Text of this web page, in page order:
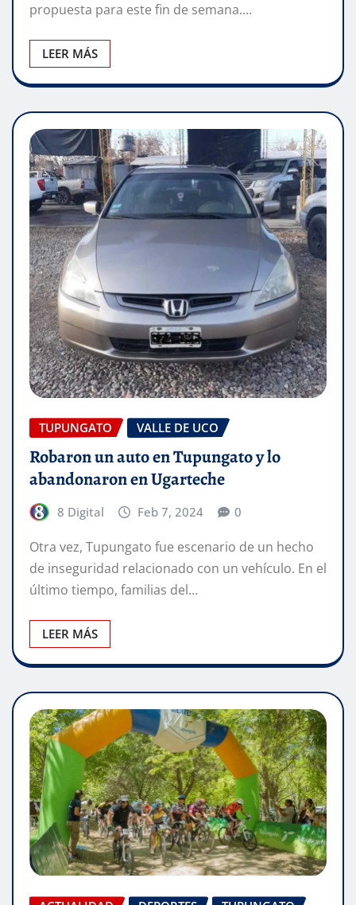
propuesta para este fin de semana.…
LEER MÁS
TUPUNGATO VALLE DE UCO
Robaron un auto en Tupungato y lo
abandonaron en Ugarteche
8 Digital Feb 7, 2024 0
Otra vez, Tupungato fue escenario de un hecho
de inseguridad relacionado con un vehículo. En el
último tiempo, familias del…
LEER MÁS